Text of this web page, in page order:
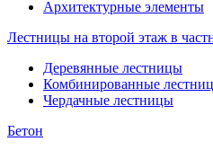
Архитектурные элементы
Лестницы на второй этаж в
Деревянные лестницы
Комбинированные
Чердачные лестницы
Бетон